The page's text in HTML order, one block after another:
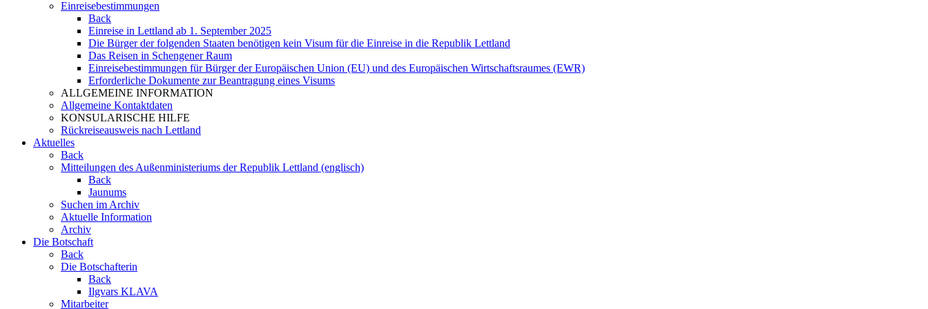
Einreisebestimmungen
Back
Einreise in Lettland ab 1. September 2025
Die Bürger der folgenden Staaten benötigen kein Visum für die Einreise in die Republik Lettland
Das Reisen in Schengener Raum
Einreisebestimmungen für Bürger der Europäischen Union (EU) und des Europäischen Wirtschaftsraumes (EWR)
Erforderliche Dokumente zur Beantragung eines Visums
ALLGEMEINE INFORMATION
Allgemeine Kontaktdaten
KONSULARISCHE HILFE
Rückreiseausweis nach Lettland
Aktuelles
Back
Mitteilungen des Außenministeriums der Republik Lettland (englisch)
Back
Jaunums
Suchen im Archiv
Aktuelle Information
Archiv
Die Botschaft
Back
Die Botschafterin
Back
Ilgvars KLAVA
Mitarbeiter